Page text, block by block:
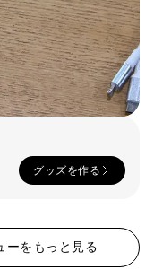
グッズを作る
ーをもっと見る
Champion
AAA